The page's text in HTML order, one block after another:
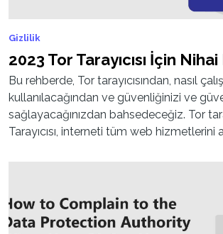
Gizlilik
2023 Tor Tarayıcısı İçin
Bu rehberde, Tor tarayıcısından, nasıl
kullanılacağından ve güvenliğinizi ve
sağlayacağınızdan bahsedeceğiz. Tor
Tarayıcısı, interneti tüm web hizmetlerini